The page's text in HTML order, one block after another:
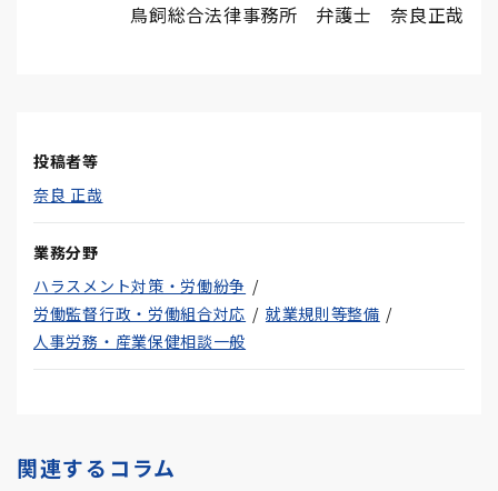
鳥飼総合法律事務所 弁護士 奈良正哉
投稿者等
奈良 正哉
業務分野
ハラスメント対策・労働紛争
労働監督行政・労働組合対応
就業規則等整備
人事労務・産業保健相談一般
関連するコラム